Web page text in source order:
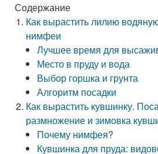
Содержание
Как вырастить лилию
нимфеи
Лучшее время для
Место в пруду и вода
Выбор горшка и грунта
Алгоритм посадки
Как вырастить кувшинку.
размножение и зимовка
Почему нимфея?
Кувшинка для пруда: